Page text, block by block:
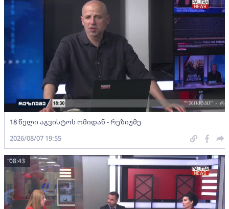
18 წელი აგვისტოს ომიდან - რეზიუმე
2026/08/07 19:55
08:43